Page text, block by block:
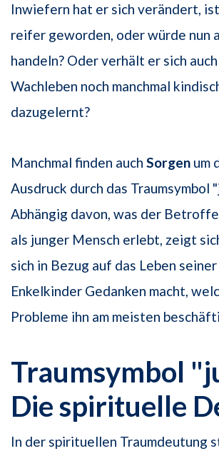
Inwiefern hat er sich verändert,
reifer geworden, oder würde nun
handeln? Oder verhält er sich
Wachleben noch manchmal
dazugelernt?
Manchmal finden auch Sorgen um
Ausdruck durch das Traumsymbol
Abhängig davon, was der
als junger Mensch erlebt, zeigt
sich in Bezug auf das Leben
Enkelkinder Gedanken macht,
Probleme ihn am meisten
Traumsymbol
Die spirituelle
In der spirituellen Traumdeutung